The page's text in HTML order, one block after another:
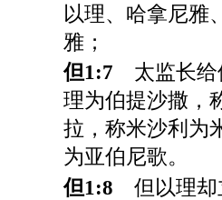
以理、哈拿尼雅
雅；
但1:7 太监长给
理为伯提沙撒，
拉，称米沙利为
为亚伯尼歌。
但1:8 但以理却